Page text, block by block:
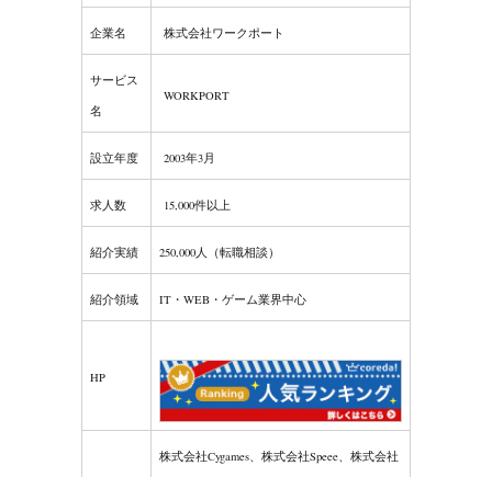
企業名 株式会社ワークポート
サービス
名
WORKPORT
設立年度 2003年3月
求人数 15,000件以上
紹介実績 250,000人（転職相談）
紹介領域 IT・WEB・ゲーム業界中心
HP
株式会社Cygames、株式会社Speee、株式会社